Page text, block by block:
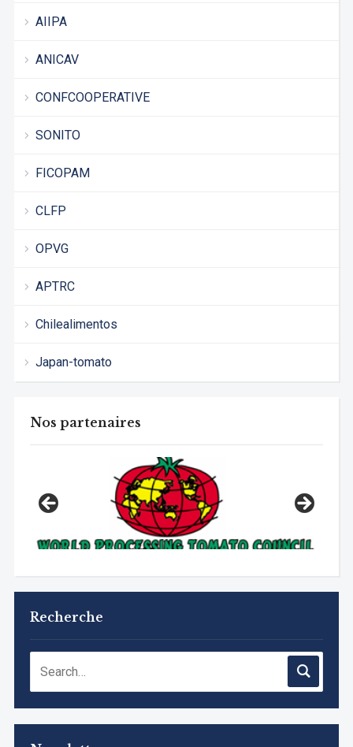
AIIPA
ANICAV
CONFCOOPERATIVE
SONITO
FICOPAM
CLFP
OPVG
APTRC
Chilealimentos
Japan-tomato
Nos partenaires
Recherche